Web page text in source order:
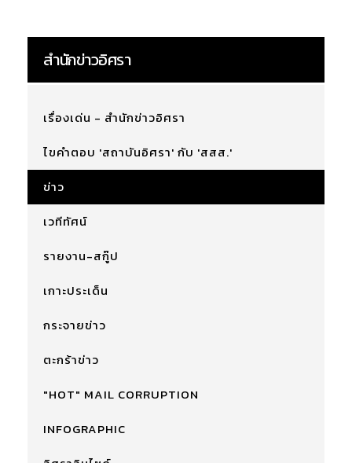
สำนักข่าวอิศรา
เรื่องเด่น - สำนักข่าวอิศรา
ไขคำตอบ 'สถาบันอิศรา' กับ 'สสส.'
ข่าว
เวทีทัศน์
รายงาน-สกู๊ป
เกาะประเด็น
กระจายข่าว
ตะกร้าข่าว
"HOT" MAIL CORRUPTION
INFOGRAPHIC